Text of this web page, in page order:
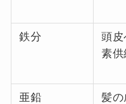
鉄分
頭皮
素供
亜鉛
髪の